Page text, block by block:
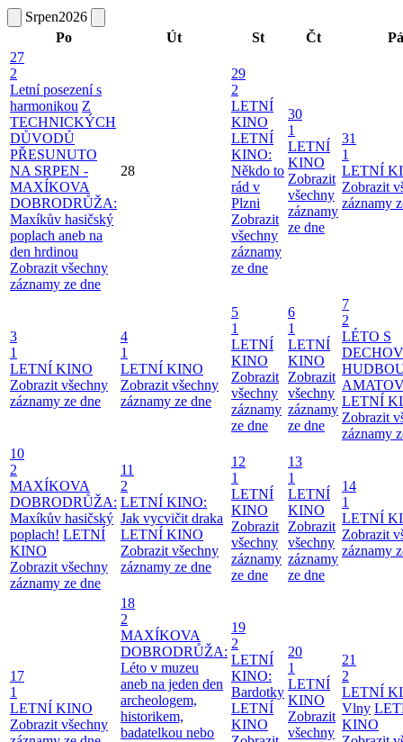
Srpen2026
Po
Út St Čt
Pá
27
2
Letní posezení s
harmonikou Z
TECHNICKÝCH
DŮVODŮ
PŘESUNUTO
NA SRPEN -
MAXÍKOVA
DOBRODRŮŽA:
Maxíkův hasičský
poplach aneb na
den hrdinou
Zobrazit všechny
záznamy ze dne
28
29
2
LETNÍ
KINO
LETNÍ
KINO:
Někdo to
rád v
Plzni
Zobrazit
všechny
záznamy
ze dne
30
1
LETNÍ
KINO
Zobrazit
všechny
záznamy
ze dne
31
1
LETNÍ
Zobrazit
záznamy
3
1
LETNÍ KINO
Zobrazit všechny
záznamy ze dne
4
1
LETNÍ KINO
Zobrazit všechny
záznamy ze dne
5
1
LETNÍ
KINO
Zobrazit
všechny
záznamy
ze dne
6
1
LETNÍ
KINO
Zobrazit
všechny
záznamy
ze dne
7
2
LÉTO S
LETNÍ
Zobrazit
záznamy
10
2
MAXÍKOVA
DOBRODRŮŽA:
Maxíkův hasičský
poplach! LETNÍ
KINO
Zobrazit všechny
záznamy ze dne
11
2
LETNÍ KINO:
Jak vycvičit draka
LETNÍ KINO
Zobrazit všechny
záznamy ze dne
12
1
LETNÍ
KINO
Zobrazit
všechny
záznamy
ze dne
13
1
LETNÍ
KINO
Zobrazit
všechny
záznamy
ze dne
14
1
LETNÍ
Zobrazit
záznamy
17
1
LETNÍ KINO
Zobrazit všechny
18
2
MAXÍKOVA
DOBRODRŮŽA:
Léto v muzeu
aneb na jeden den
archeologem,
historikem,
badatelkou nebo
19
2
LETNÍ
KINO:
Bardotky
LETNÍ
KINO
20
1
LETNÍ
KINO
Zobrazit
všechny
21
2
LETNÍ
Vlny
KINO